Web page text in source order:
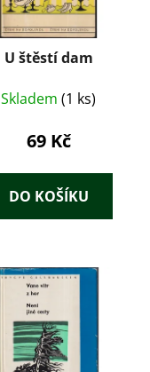
U štěstí dam
Skladem (1 ks)
69 Kč
DO KOŠÍKU